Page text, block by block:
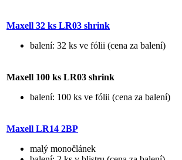
Maxell 32 ks LR03 shrink
balení: 32 ks ve fólii (cena za balení)
Maxell 100 ks LR03 shrink
balení: 100 ks ve fólii (cena za balení)
Maxell LR14 2BP
malý monočlánek